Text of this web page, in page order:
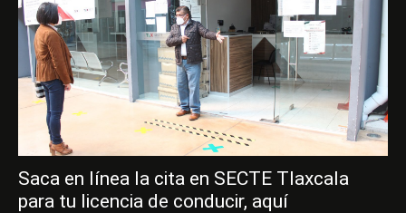
Saca en línea la cita en SECTE Tlaxcala
para tu licencia de conducir, aquí